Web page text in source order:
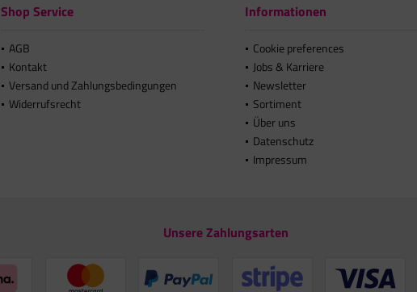
Shop Service
AGB
Kontakt
Versand und Zahlungsbedingungen
Widerrufsrecht
Informationen
Cookie preferences
Jobs & Karriere
Newsletter
Sortiment
Über uns
Datenschutz
Impressum
Unsere Zahlungsarten